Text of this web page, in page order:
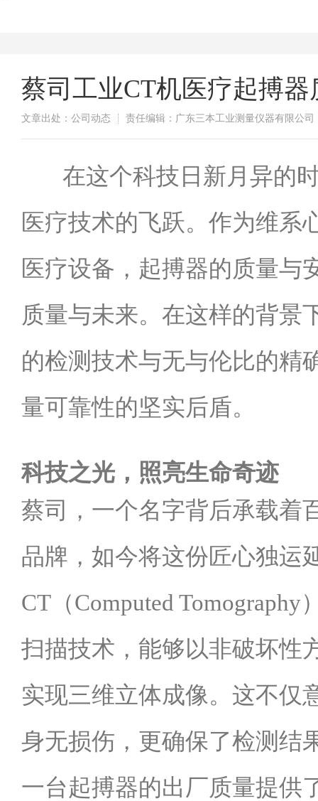
蔡司工业CT机医疗起搏
文章出处：公司动态 责任编辑：广东三本工业测量仪器有限公司
在这个科技日新月异的
医疗技术的飞跃。作为维系
医疗设备，起搏器的质量与
质量与未来。在这样的背景
的检测技术与无与伦比的精
量可靠性的坚实后盾。
科技之光，照亮生命奇迹
蔡司，一个名字背后承载着
品牌，如今将这份匠心独运
CT（Computed
扫描技术，能够以非破坏性
实现三维立体成像。这不仅
身无损伤，更确保了检测结
一台起搏器的出厂质量提供